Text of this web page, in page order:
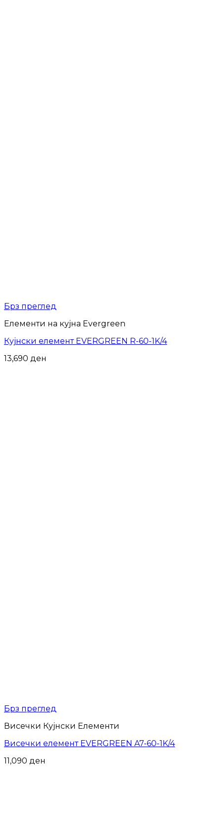
Брз преглед
Елементи на кујна Evergreen
Кујнски елемент EVERGREEN R-60-1K/4
13,690 ден
Брз преглед
Висечки Кујнски Елементи
Висечки елемент EVERGREEN A7-60-1K/4
11,090 ден